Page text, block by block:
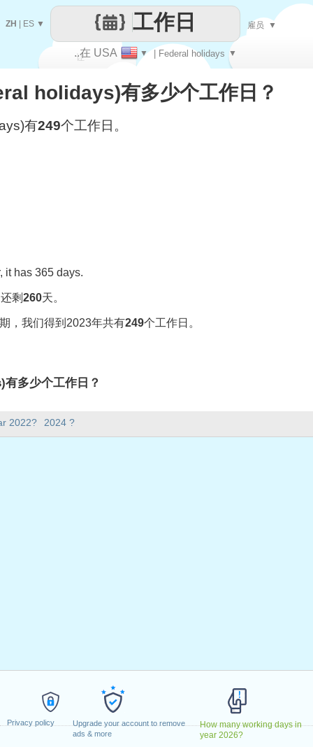
Privacy policy
Upgrade your account to remove
ads & more
How many working days in
year 2026?
让
每一天
..在 USA ▼ | Federal holidays ▼
工作日
ZH ES ▼ 雇员 ▼
2022? 2024 ?
holidays)有多少个工作日？
有249个工作日。
it has 365 days.
剩260天。
，我们得到2023年共有249个工作日。
多少个工作日？
年11月10日星期五